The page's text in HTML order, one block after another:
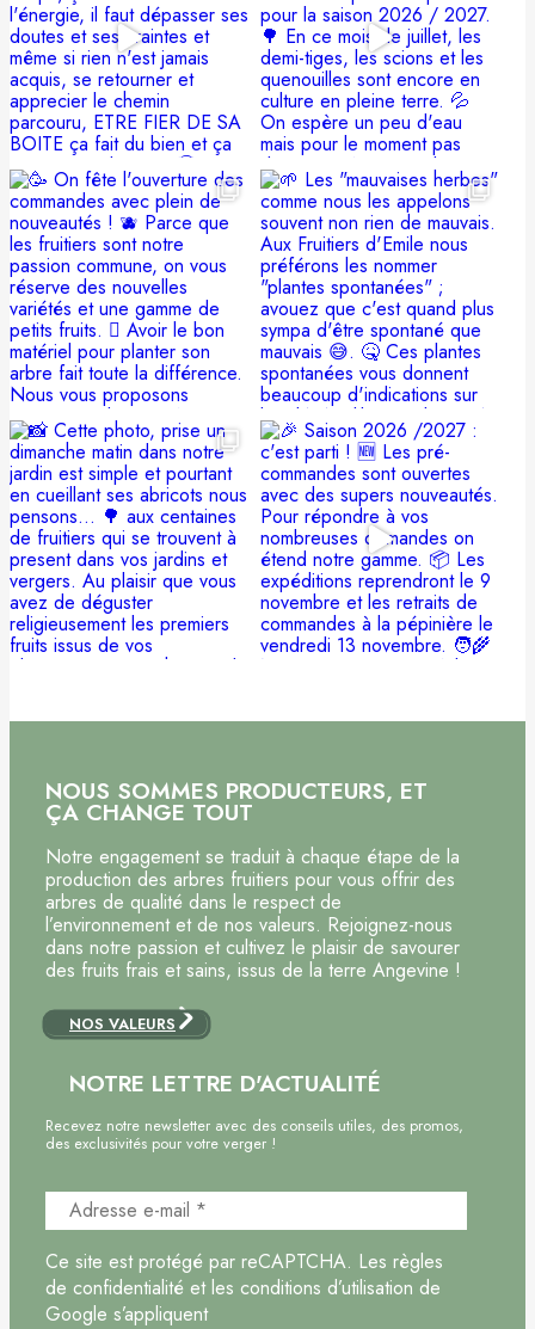
NOUS SOMMES PRODUCTEURS, ET
ÇA CHANGE TOUT
Notre engagement se traduit à chaque étape de la
production des arbres fruitiers pour vous offrir des
arbres de qualité dans le respect de
l’environnement et de nos valeurs. Rejoignez-nous
dans notre passion et cultivez le plaisir de savourer
des fruits frais et sains, issus de la terre Angevine !
NOS VALEURS
NOTRE LETTRE D'ACTUALITÉ
Recevez notre newsletter avec des conseils utiles, des promos,
des exclusivités pour votre verger !
Ce site est protégé par reCAPTCHA. Les règles
de confidentialité et les conditions d’utilisation de
Google s’appliquent